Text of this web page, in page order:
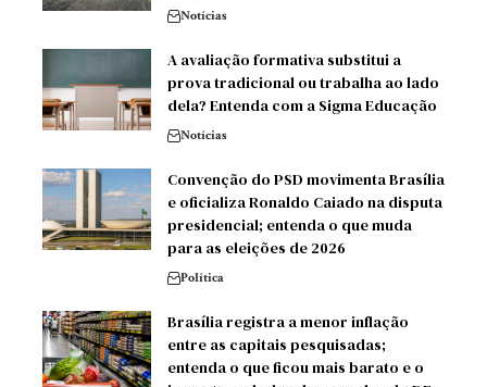
Notícias
A avaliação formativa substitui a
prova tradicional ou trabalha ao lado
dela? Entenda com a Sigma Educação
Notícias
Convenção do PSD movimenta Brasília
e oficializa Ronaldo Caiado na disputa
presidencial; entenda o que muda
para as eleições de 2026
Política
Brasília registra a menor inflação
entre as capitais pesquisadas;
entenda o que ficou mais barato e o